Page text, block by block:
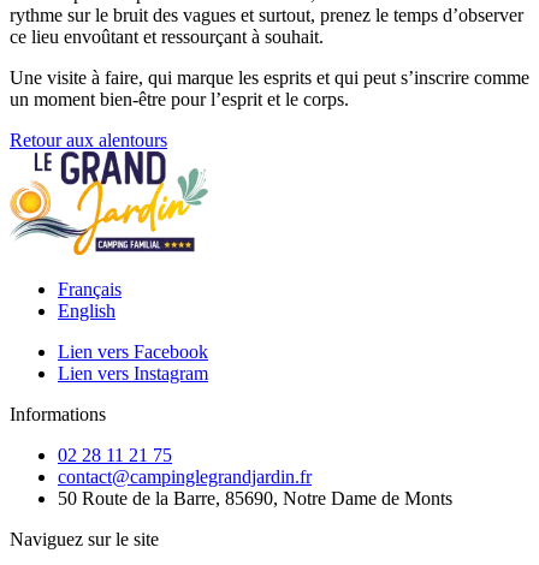
rythme sur le bruit des vagues et surtout, prenez le temps d’observer
ce lieu envoûtant et ressourçant à souhait.
Une visite à faire, qui marque les esprits et qui peut s’inscrire comme
un moment bien-être pour l’esprit et le corps.
Retour aux alentours
Français
English
Lien vers Facebook
Lien vers Instagram
Informations
02 28 11 21 75
contact@campinglegrandjardin.fr
50 Route de la Barre, 85690, Notre Dame de Monts
Naviguez sur le site